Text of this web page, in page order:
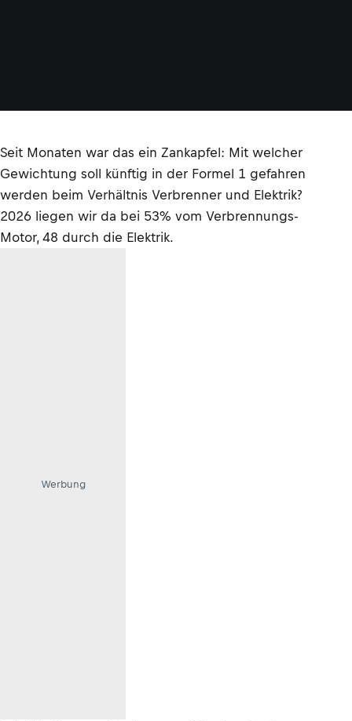
Seit Monaten war das ein Zankapfel: Mit welcher
Gewichtung soll künftig in der Formel 1 gefahren
werden beim Verhältnis Verbrenner und Elektrik?
2026 liegen wir da bei 53% vom Verbrennungs-
Motor, 48 durch die Elektrik.
Werbung